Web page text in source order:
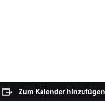
Zum Kalender hinzufügen